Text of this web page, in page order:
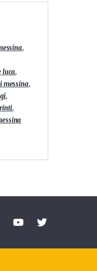
,
luca,
messina,
,
,